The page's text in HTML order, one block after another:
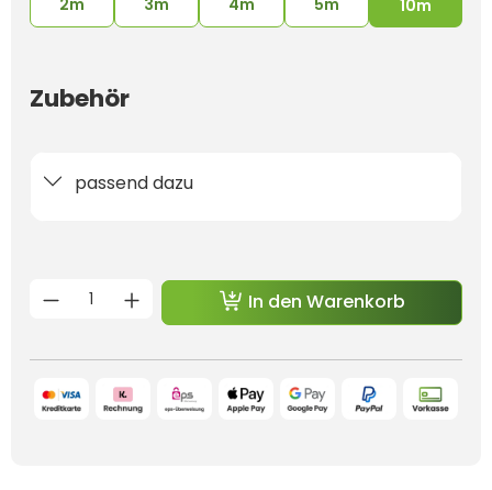
2m 3m 4m 5m 10m
Zubehör
passend dazu
Produkt Anzahl: Gib den
In den Warenkorb